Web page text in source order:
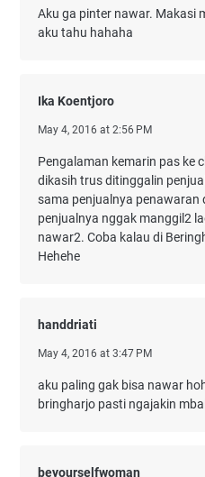
Aku ga pinter nawar. Makasi
aku tahu hahaha
Ika Koentjoro
May 4, 2016 at 2:56 PM
Pengalaman kemarin pas ke
dikasih trus ditinggalin
sama penjualnya penawaran
penjualnya nggak manggil2
nawar2. Coba kalau di
Hehehe
handdriati
May 4, 2016 at 3:47 PM
aku paling gak bisa nawar
bringharjo pasti ngajakin
beyourselfwoman